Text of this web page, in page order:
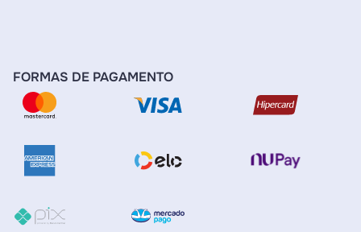
FORMAS DE PAGAMENTO